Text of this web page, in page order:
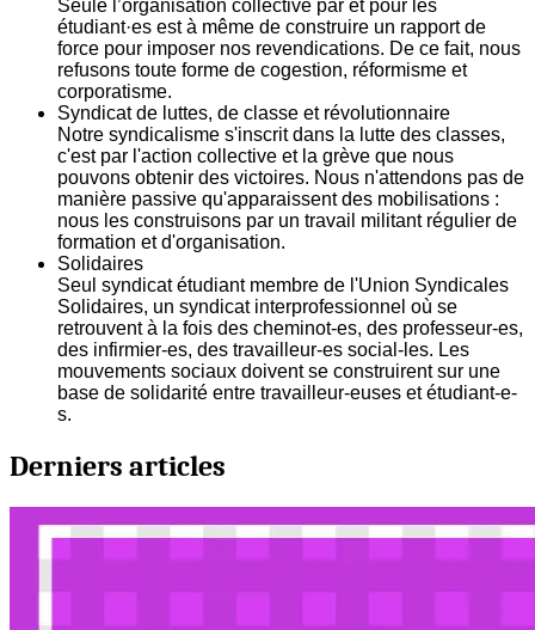
Seule l’organisation collective par et pour les
étudiant·es est à même de construire un rapport de
force pour imposer nos revendications. De ce fait, nous
refusons toute forme de cogestion, réformisme et
corporatisme.
Syndicat de luttes, de classe et révolutionnaire
Notre syndicalisme s'inscrit dans la lutte des classes,
c'est par l'action collective et la grève que nous
pouvons obtenir des victoires. Nous n'attendons pas de
manière passive qu'apparaissent des mobilisations :
nous les construisons par un travail militant régulier de
formation et d'organisation.
Solidaires
Seul syndicat étudiant membre de l'Union Syndicales
Solidaires, un syndicat interprofessionnel où se
retrouvent à la fois des cheminot-es, des professeur-es,
des infirmier-es, des travailleur-es social-les. Les
mouvements sociaux doivent se construirent sur une
base de solidarité entre travailleur-euses et étudiant-e-
s.
Derniers articles